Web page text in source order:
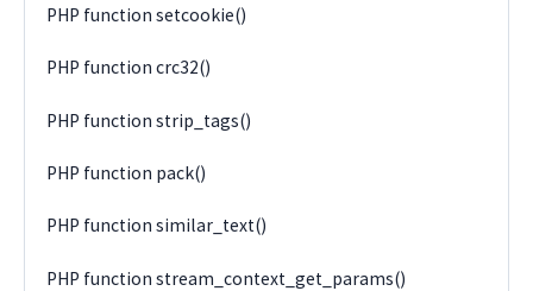
PHP function setcookie()
PHP function crc32()
PHP function strip_tags()
PHP function pack()
PHP function similar_text()
PHP function stream_context_get_params()